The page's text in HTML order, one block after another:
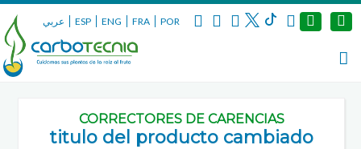
عربي ESP ENG FRA POR
CORRECTORES DE CARENCIAS
titulo del producto cambiado